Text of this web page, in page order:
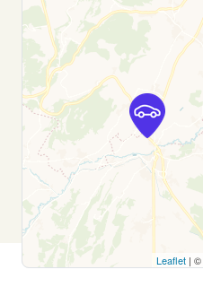
Leaflet | ©